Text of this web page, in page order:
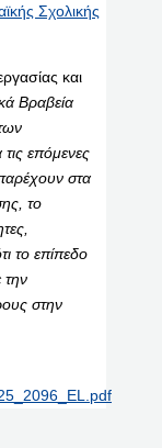
Σχολικής
και
Βραβεία
επόμενες
στα
το
το επίπεδο
την
στην